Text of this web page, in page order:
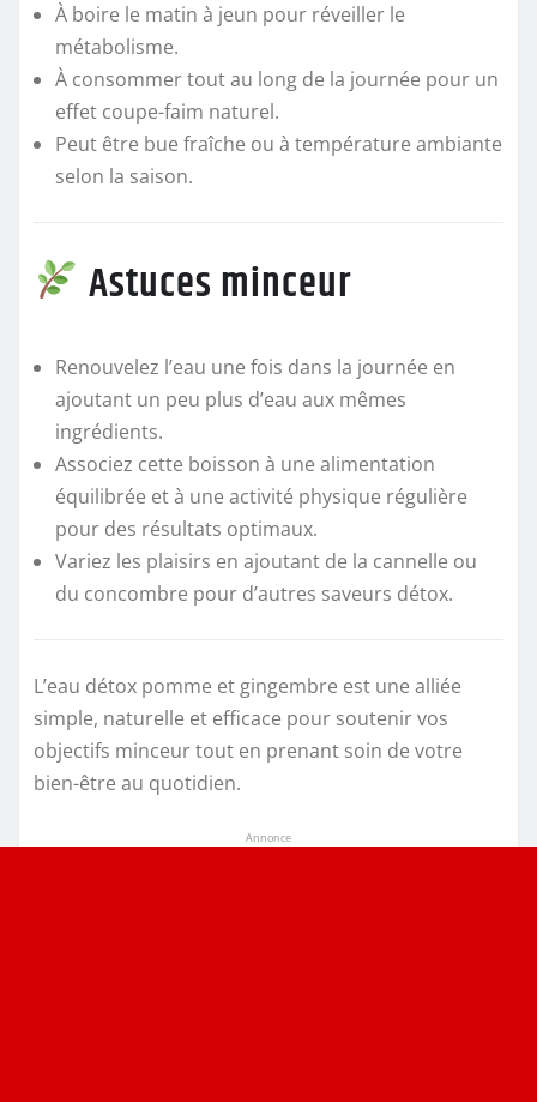
À boire le matin à jeun pour réveiller le
métabolisme.
À consommer tout au long de la journée pour un
effet coupe-faim naturel.
Peut être bue fraîche ou à température ambiante
selon la saison.
Astuces minceur
Renouvelez l’eau une fois dans la journée en
ajoutant un peu plus d’eau aux mêmes
ingrédients.
Associez cette boisson à une alimentation
équilibrée et à une activité physique régulière
pour des résultats optimaux.
Variez les plaisirs en ajoutant de la cannelle ou
du concombre pour d’autres saveurs détox.
L’eau détox pomme et gingembre est une alliée
simple, naturelle et efficace pour soutenir vos
objectifs minceur tout en prenant soin de votre
bien-être au quotidien.
Annonce